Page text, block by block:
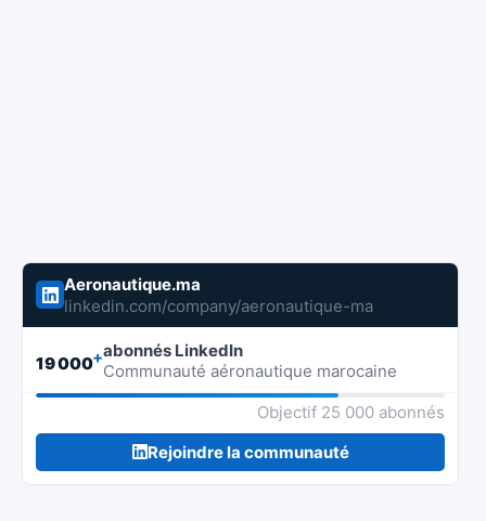
Aeronautique.ma
linkedin.com/company/aeronautique-ma
19 000+abonnés LinkedIn
Communauté aéronautique marocaine
Objectif 25 000 abonnés
Rejoindre la communauté